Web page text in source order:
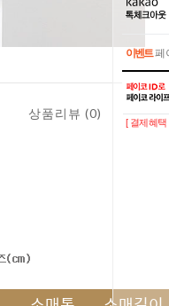
이벤트페
이벤트페
[ 결제혜
상품리뷰 (0)